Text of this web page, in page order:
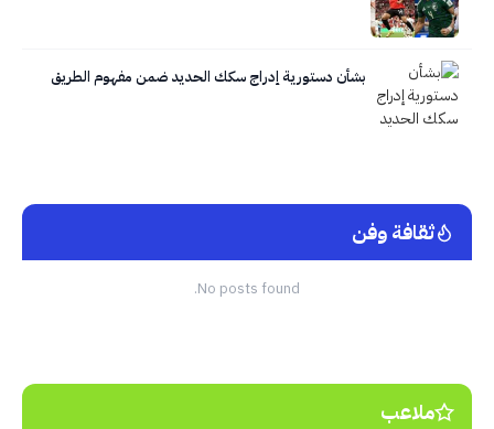
بشأن دستورية إدراج سكك الحديد ضمن مفهوم الطريق
ثقافة وفن
No posts found.
ملاعب